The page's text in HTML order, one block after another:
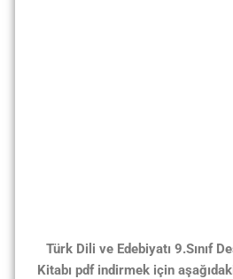
Türk Dili ve Edebiyatı 9.Sınıf
Kitabı pdf indirmek için